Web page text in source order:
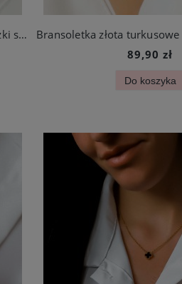
Naszyjnik delikatne turkusowe kwiatuszki stal szlachetna
89,90 zł
Do koszyka